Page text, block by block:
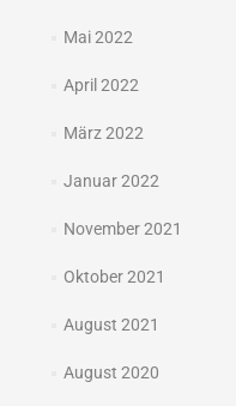
Mai 2022
April 2022
März 2022
Januar 2022
November 2021
Oktober 2021
August 2021
August 2020